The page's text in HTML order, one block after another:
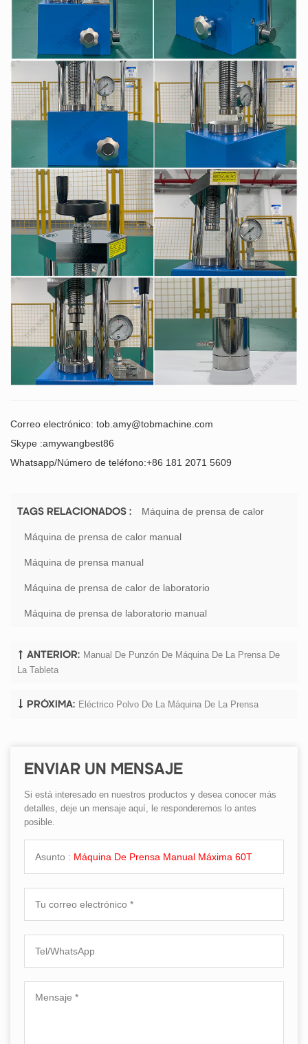
Correo electrónico: tob.amy@tobmachine.com
Skype :amywangbest86
Whatsapp/Número de teléfono:+86 181 2071 5609
TAGS RELACIONADOS : Máquina de prensa de calor
Máquina de prensa de calor manual
Máquina de prensa manual
Máquina de prensa de calor de laboratorio
Máquina de prensa de laboratorio manual
ANTERIOR: Manual De Punzón De Máquina De La Prensa De
La Tableta
PRÓXIMA: Eléctrico Polvo De La Máquina De La Prensa
ENVIAR UN MENSAJE
Si está interesado en nuestros productos y desea conocer más
detalles, deje un mensaje aquí, le responderemos lo antes
posible.
Asunto : Máquina De Prensa Manual Máxima 60T